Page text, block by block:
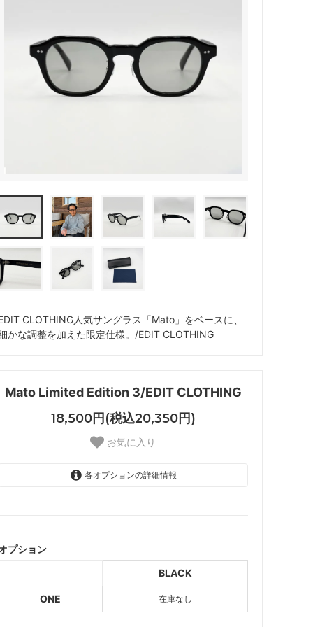
CLOTHING人気サングラス「Mato」をベースに、
かな調整を加えた限定仕様。/EDIT CLOTHING
Mato Limited Edition 3/EDIT CLOTHING
18,500円(税込20,350円)
お気に入り
各オプションの詳細情報
プション
BLACK
ONE 在庫なし